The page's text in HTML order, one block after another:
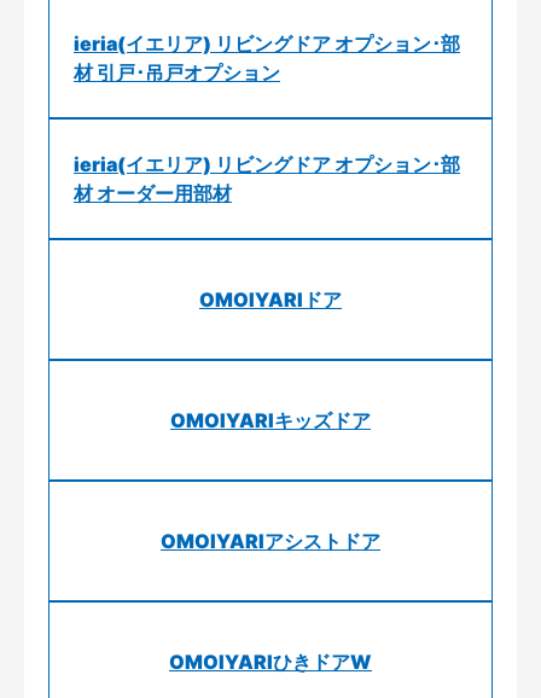
ieria(イエリア) リビングドア オプション･部
材 引戸･吊戸オプション
ieria(イエリア) リビングドア オプション･部
材 オーダー用部材
OMOIYARIドア
OMOIYARIキッズドア
OMOIYARIアシストドア
OMOIYARIひきドアW